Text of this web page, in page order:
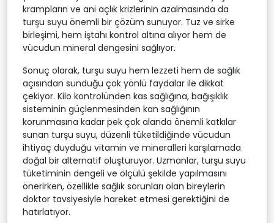
krampların ve ani açlık krizlerinin azalmasında da
turşu suyu önemli bir çözüm sunuyor. Tuz ve sirke
birleşimi, hem iştahı kontrol altına alıyor hem de
vücudun mineral dengesini sağlıyor.
Sonuç olarak, turşu suyu hem lezzeti hem de sağlık
açısından sunduğu çok yönlü faydalar ile dikkat
çekiyor. Kilo kontrolünden kas sağlığına, bağışıklık
sisteminin güçlenmesinden kan sağlığının
korunmasına kadar pek çok alanda önemli katkılar
sunan turşu suyu, düzenli tüketildiğinde vücudun
ihtiyaç duyduğu vitamin ve mineralleri karşılamada
doğal bir alternatif oluşturuyor. Uzmanlar, turşu suyu
tüketiminin dengeli ve ölçülü şekilde yapılmasını
önerirken, özellikle sağlık sorunları olan bireylerin
doktor tavsiyesiyle hareket etmesi gerektiğini de
hatırlatıyor.